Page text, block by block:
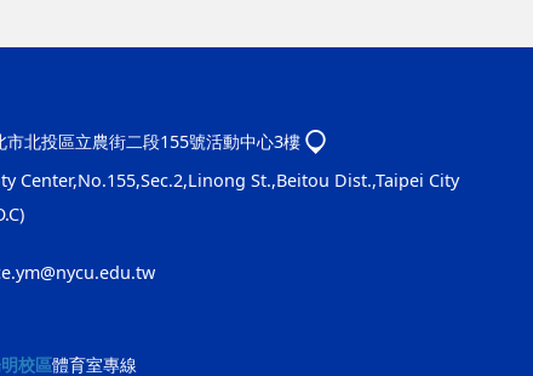
市北投區立農街二段155號活動中心3樓
Center,No.155,Sec.2,Linong St.,Beitou Dist.,Taipei City
校區體育室專線